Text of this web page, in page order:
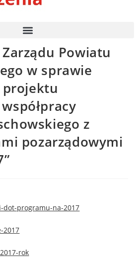
Zarządu Powiatu
w sprawie
z
pozarządowymi
dot-programu-na-2017
2017
rok